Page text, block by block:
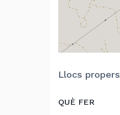
Llocs propers
QUÈ FER